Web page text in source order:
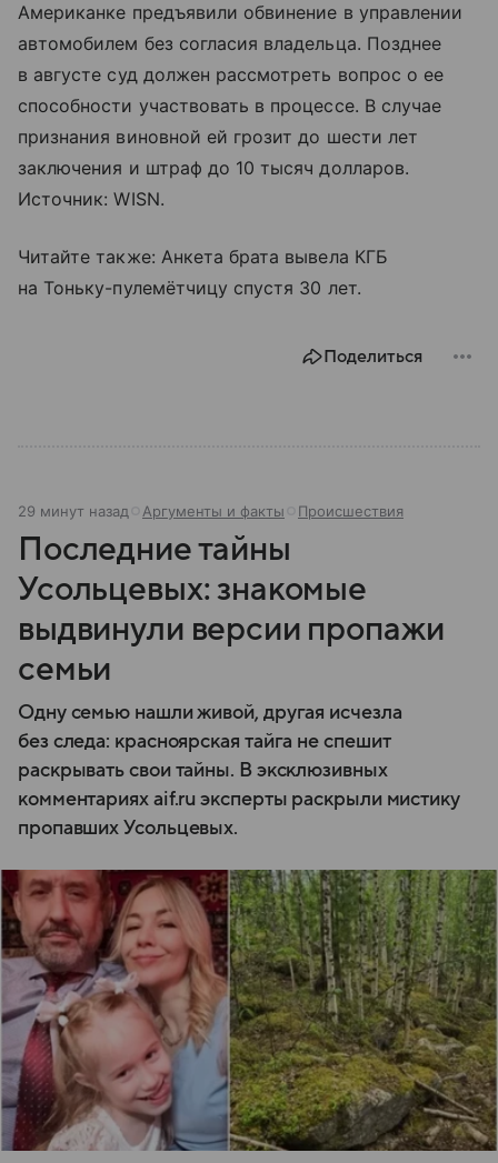
Американке предъявили обвинение в управлении
автомобилем без согласия владельца. Позднее
в августе суд должен рассмотреть вопрос о ее
способности участвовать в процессе. В случае
признания виновной ей грозит до шести лет
заключения и штраф до 10 тысяч долларов.
Источник: WISN.
Читайте также: Анкета брата вывела КГБ
на Тоньку-пулемётчицу спустя 30 лет.
Поделиться
29 минут назад Аргументы и факты Происшествия
Последние тайны
Усольцевых: знакомые
выдвинули версии пропажи
семьи
Одну семью нашли живой, другая исчезла
без следа: красноярская тайга не спешит
раскрывать свои тайны. В эксклюзивных
комментариях aif.ru эксперты раскрыли мистику
пропавших Усольцевых.